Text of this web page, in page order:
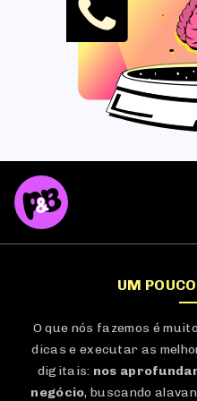
UM
O que nós fazemos é
dicas e executar as
digitais: nos
negócio, buscando